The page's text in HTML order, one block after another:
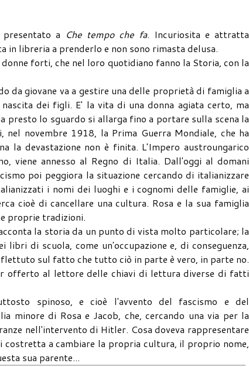
a Che tempo che fa. Incuriosita e attratta
libreria a prenderlo e non sono rimasta delusa.
forti, che nel loro quotidiano fanno la Storia, con la
da giovane va a gestire una delle proprietà di famiglia a
dei figli. E' la vita di una donna agiata certo, ma
presto lo sguardo si allarga fino a portare sulla scena la
novembre 1918, la Prima Guerra Mondiale, che ha
la devastazione non è finita. L'Impero austroungarico
viene annesso al Regno di Italia. Dall'oggi al domani
poi peggiora la situazione cercando di italianizzare
i nomi dei luoghi e i cognomi delle famiglie, ai
cioè di cancellare una cultura. Rosa e la sua famiglia
proprie tradizioni.
la storia da un punto di vista molto particolare; la
di scuola, come un'occupazione e, di conseguenza,
sul fatto che tutto ciò in parte è vero, in parte no.
offerto al lettore delle chiavi di lettura diverse di fatti
spinoso, e cioè l'avvento del fascismo e del
minore di Rosa e Jacob, che, cercando una via per la
nell'intervento di Hitler. Cosa doveva rappresentare
a cambiare la propria cultura, il proprio nome,
sua parente...